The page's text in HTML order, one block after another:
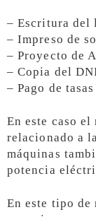
– Escritura del
– Impreso de
– Proyecto de
– Copia del
– Pago de
En este caso
relacionado a
máquinas
potencia
En este tipo de